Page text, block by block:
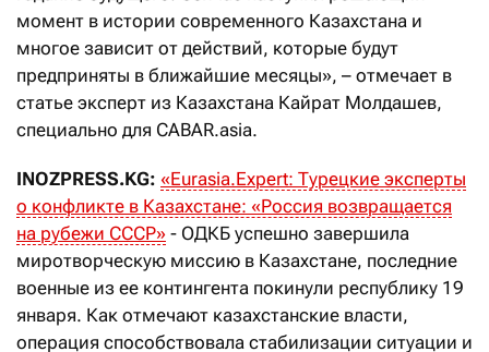
момент в истории современного Казахстана и
многое зависит от действий, которые будут
предприняты в ближайшие месяцы», – отмечает в
статье эксперт из Казахстана Кайрат Молдашев,
специально для CABAR.asia.
INOZPRESS.KG: «Eurasia.Expert: Турецкие эксперты
о конфликте в Казахстане: «Россия возвращается
на рубежи СССР» - ОДКБ успешно завершила
миротворческую миссию в Казахстане, последние
военные из ее контингента покинули республику 19
января. Как отмечают казахстанские власти,
операция способствовала стабилизации ситуации и